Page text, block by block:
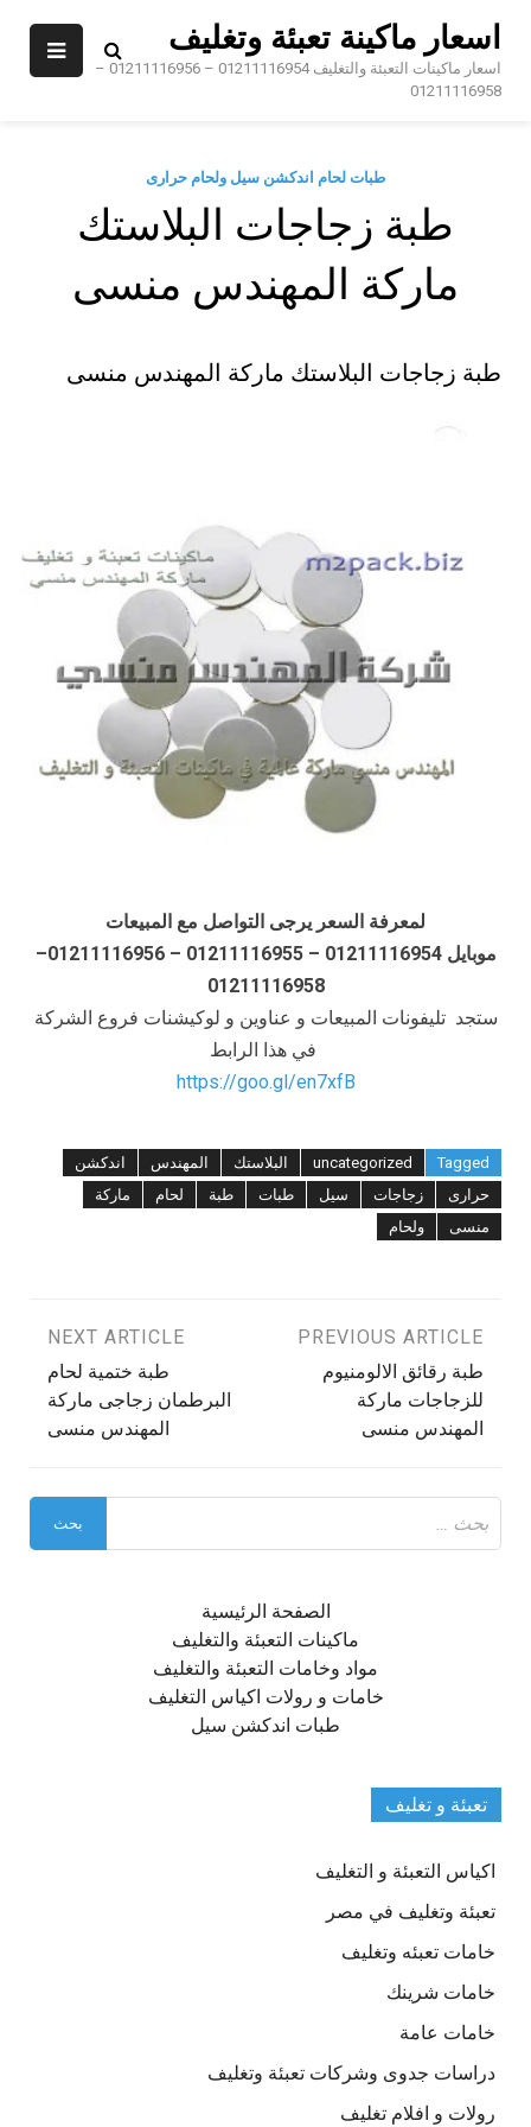
اسعار ماكينة تعبئة وتغليف
اسعار ماكينات التعبئة والتغليف 01211116954 – 01211116956 –
01211116958
طبات لحام اندكشن سيل ولحام حرارى
طبة زجاجات البلاستك
ماركة المهندس منسى
طبة زجاجات البلاستك ماركة المهندس منسى
لمعرفة السعر يرجى التواصل مع المبيعات
موبايل 01211116954 – 01211116955 – 01211116956–
01211116958
ستجد تليفونات المبيعات و عناوين و لوكيشنات فروع الشركة
في هذا الرابط
https://goo.gl/en7xfB
Tagged
uncategorized البلاستك المهندس
اندكشن
حرارى
زجاجات سيل طبات طبة لحام
ماركة
منسى
ولحام
تصفّح
المقالات
PREVIOUS ARTICLE
طبة رقائق الالومنيوم
للزجاجات ماركة
المهندس منسى
NEXT ARTICLE
طبة ختمية لحام
البرطمان زجاجى ماركة
المهندس منسى
عن:
الصفحة الرئيسية
ماكينات التعبئة والتغليف
مواد وخامات التعبئة والتغليف
خامات و رولات اكياس التغليف
طبات اندكشن سيل
تعبئة و تغليف
اكياس التعبئة و التغليف
تعبئة وتغليف في مصر
خامات تعبئه وتغليف
خامات شرينك
خامات عامة
دراسات جدوى وشركات تعبئة وتغليف
رولات و افلام تغليف